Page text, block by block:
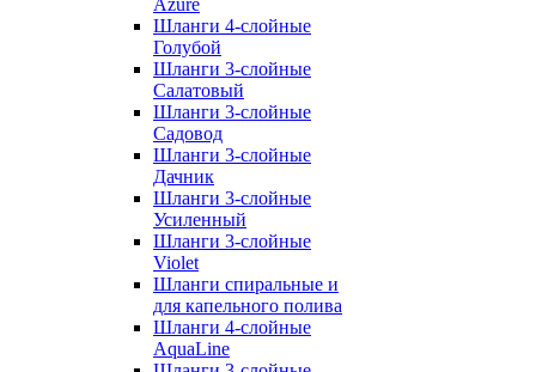
Azure
Шланги 4-слойные
Голубой
Шланги 3-слойные
Салатовый
Шланги 3-слойные
Садовод
Шланги 3-слойные
Дачник
Шланги 3-слойные
Усиленный
Шланги 3-слойные
Violet
Шланги спиральные и
для капельного полива
Шланги 4-слойные
AquaLine